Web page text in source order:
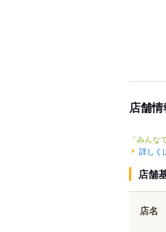
店舗情
「みん
詳しく
店舗
店名